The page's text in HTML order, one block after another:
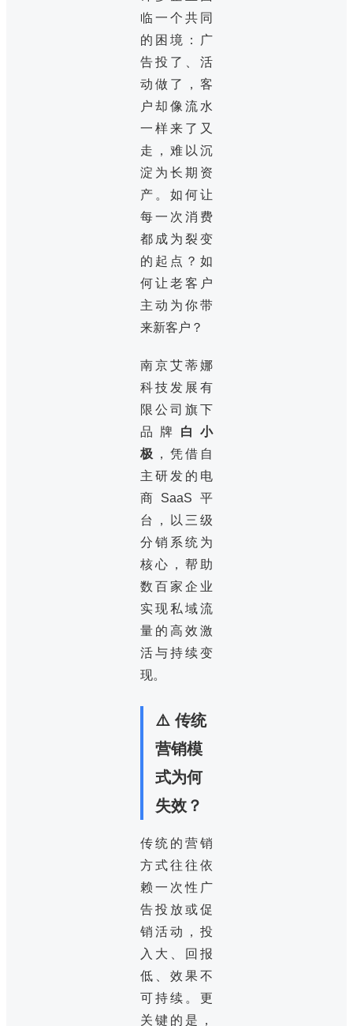
临一个共同
的困境：广
告投了、活
动做了，客
户却像流水
一样来了又
走，难以沉
淀为长期资
产。如何让
每一次消费
都成为裂变
的起点？如
何让老客户
主动为你带
来新客户？
南京艾蒂娜
科技发展有
限公司旗下
品牌 白小
极
，凭借自
主研发的电
商SaaS平
台，以三级
分销系统为
核心，帮助
数百家企业
实现私域流
量的高效激
活与持续变
现。
⚠️ 传统
营销模
式为何
失效？
传统的营销
方式往往依
赖一次性广
告投放或促
销活动，投
入大、回报
低、效果不
可持续。更
关键的是，